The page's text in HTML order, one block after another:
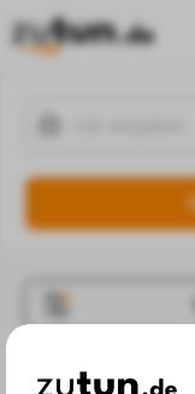
Jobangebote